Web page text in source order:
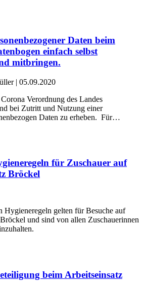
Daten beim
einfach selbst
mitbringen.
| 05.09.2020
Verordnung des Landes
bei Zutritt und Nutzung einer
Daten zu erheben. Für…
für Zuschauer auf
Bröckel
Hygieneregeln gelten für Besuche auf
und sind von allen Zuschauerinnen
beim Arbeitseinsatz